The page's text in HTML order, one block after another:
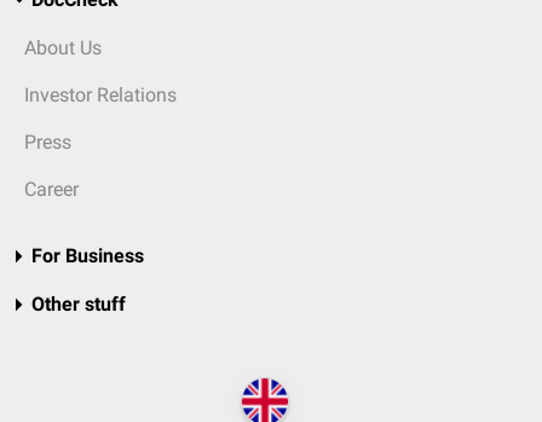
About Us
Investor Relations
Press
Career
For Business
Other stuff